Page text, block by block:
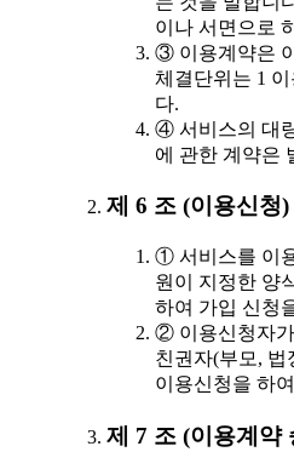
이나 서면으로
③ 이용계약은
체결단위는 1
다.
④ 서비스의 대
에 관한 계약은
제 6 조 (이용신청)
① 서비스를 이
원이 지정한 양
하여 가입 신청
② 이용신청자
친권자(부모, 법
이용신청을 하
제 7 조 (이용계약